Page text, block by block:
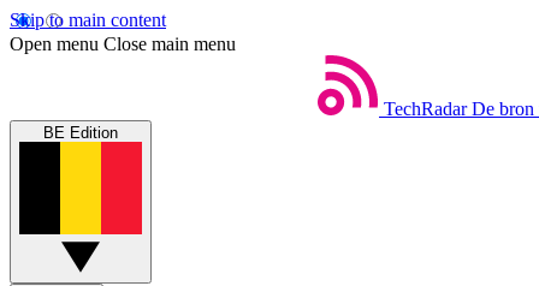
Skip to main content
Open menu Close main menu
TechRadar De bron
BE Edition